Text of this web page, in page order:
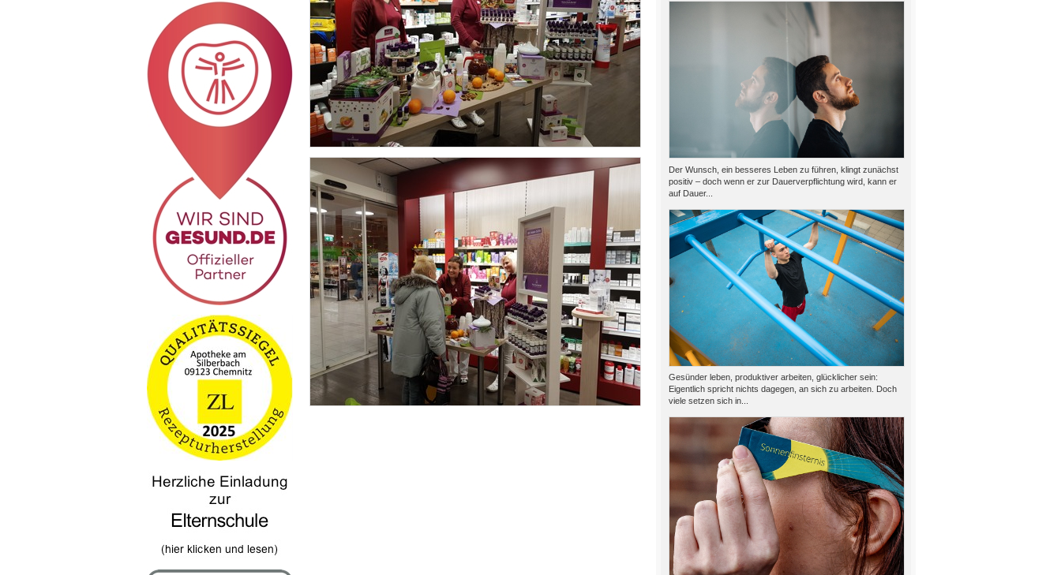
Der Wunsch, ein besseres Leben zu führen, klingt zunächst
positiv – doch wenn er zur Dauerverpflichtung wird, kann er
auf Dauer...
Gesünder leben, produktiver arbeiten, glücklicher sein:
Eigentlich spricht nichts dagegen, an sich zu arbeiten. Doch
viele setzen sich in...